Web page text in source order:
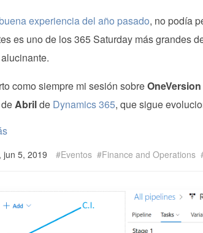
experiencia del año pasado, no podía
es uno de los 365 Saturday más grandes
como siempre mi sesión sobre
Abrilde Dynamics 365, que sigue
jun 5, 2019 Eventos Finance and Operations